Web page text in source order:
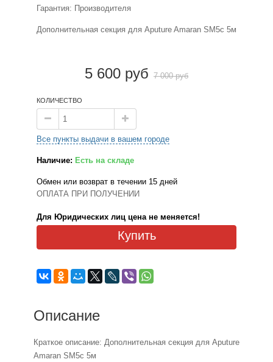
Гарантия: Производителя
Дополнительная секция для Aputure Amaran SM5c 5м
5 600 руб 7 000 руб
КОЛИЧЕСТВО
Все пункты выдачи в вашем городе
Наличие: Есть на складе
Обмен или возврат в течении 15 дней
ОПЛАТА ПРИ ПОЛУЧЕНИИ
Для Юридических лиц цена не меняется!
Купить
Описание
Краткое описание: Дополнительная секция для Aputure
Amaran SM5c 5м